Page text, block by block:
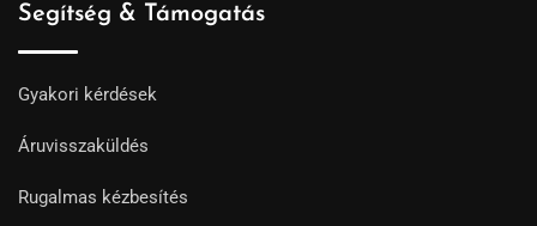
Segítség & Támogatás
Gyakori kérdések
Áruvisszaküldés
Rugalmas kézbesítés